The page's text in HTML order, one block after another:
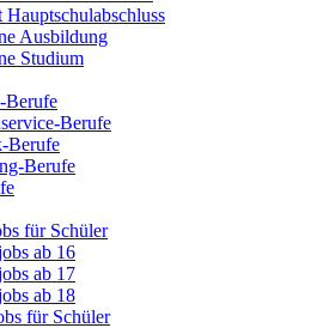
Hauptschulabschluss
Ausbildung
Studium
Berufe
Berufe
Berufe
Berufe
für Schüler
ab 16
ab 17
ab 18
für Schüler